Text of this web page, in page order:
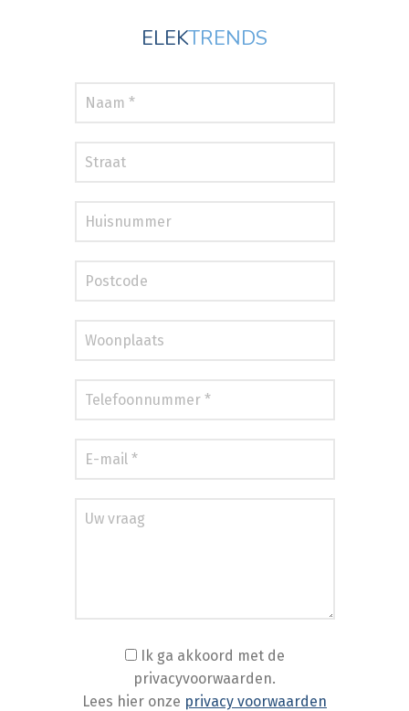
ELEKTRENDS
Ik ga akkoord met de
privacyvoorwaarden.
Lees hier onze privacy voorwaarden